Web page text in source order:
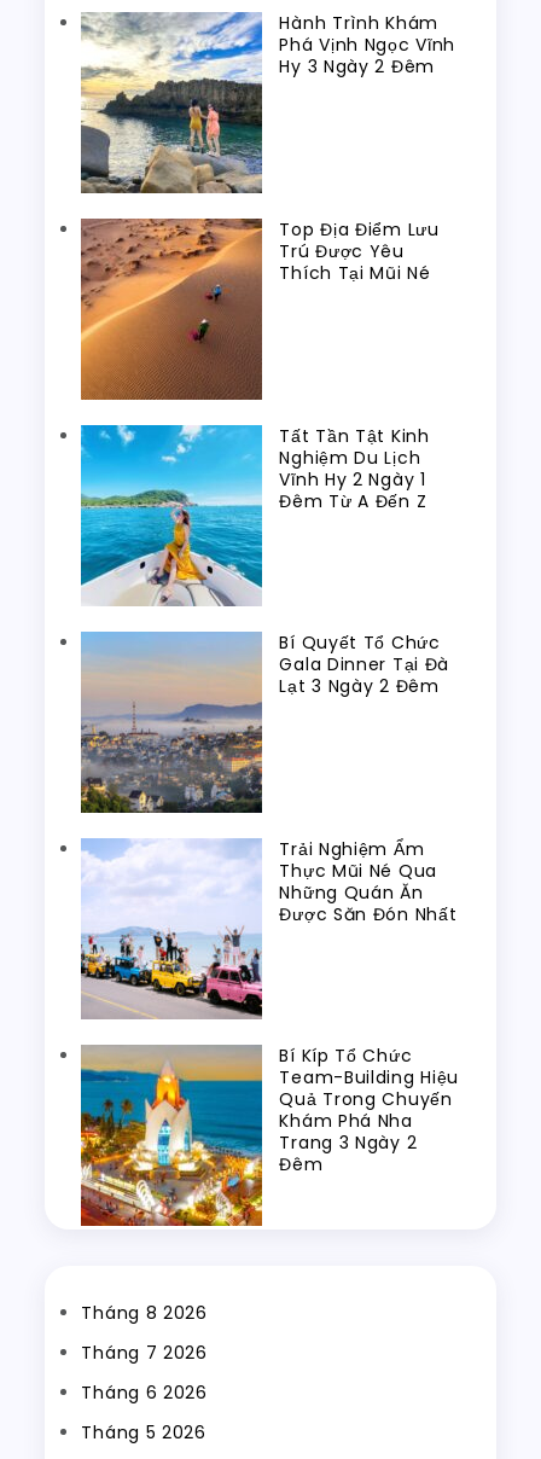
Hành Trình Khám
Phá Vịnh Ngọc Vĩnh
Hy 3 Ngày 2 Đêm
Top Địa Điểm Lưu
Trú Được Yêu
Thích Tại Mũi Né
Tất Tần Tật Kinh
Nghiệm Du Lịch
Vĩnh Hy 2 Ngày 1
Đêm Từ A Đến Z
Bí Quyết Tổ Chức
Gala Dinner Tại Đà
Lạt 3 Ngày 2 Đêm
Trải Nghiệm Ẩm
Thực Mũi Né Qua
Những Quán Ăn
Được Săn Đón Nhất
Bí Kíp Tổ Chức
Team-Building Hiệu
Quả Trong Chuyến
Khám Phá Nha
Trang 3 Ngày 2
Đêm
Tháng 8 2026
Tháng 7 2026
Tháng 6 2026
Tháng 5 2026